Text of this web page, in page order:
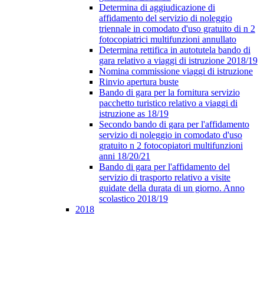
Determina di aggiudicazione di
affidamento del servizio di noleggio
triennale in comodato d'uso gratuito di n 2
fotocopiatrici multifunzioni annullato
Determina rettifica in autotutela bando di
gara relativo a viaggi di istruzione 2018/19
Nomina commissione viaggi di istruzione
Rinvio apertura buste
Bando di gara per la fornitura servizio
pacchetto turistico relativo a viaggi di
istruzione as 18/19
Secondo bando di gara per l'affidamento
servizio di noleggio in comodato d'uso
gratuito n 2 fotocopiatori multifunzioni
anni 18/20/21
Bando di gara per l'affidamento del
servizio di trasporto relativo a visite
guidate della durata di un giorno. Anno
scolastico 2018/19
2018